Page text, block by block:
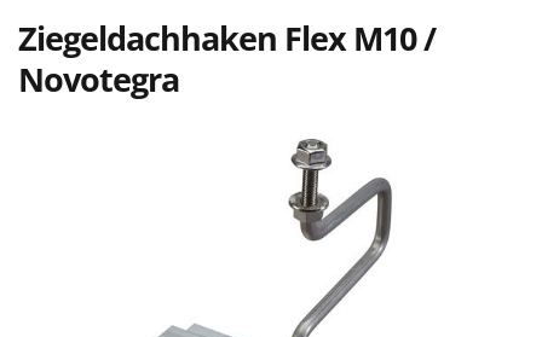
Ziegeldachhaken Flex M10 /
Novotegra